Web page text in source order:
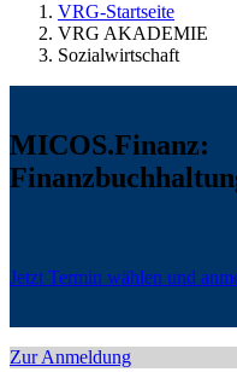
VRG-Startseite
VRG AKADEMIE
Sozialwirtschaft
MICOS.Finanz:
Jetzt Termin wählen und
Zur Anmeldung